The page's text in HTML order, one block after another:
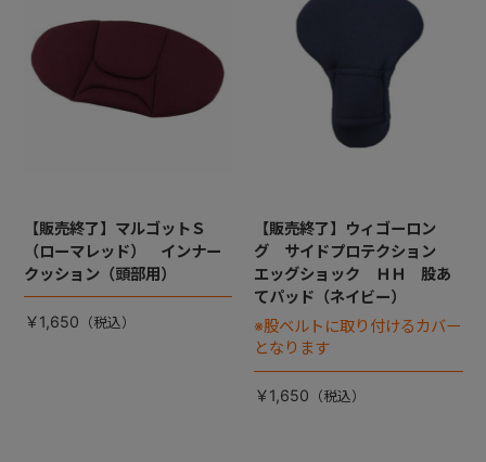
【販売終了】マルゴットＳ
（ローマレッド） インナー
クッション（頭部用）
￥1,650
【販売終了】ウィゴーロン
グ サイドプロテクション
エッグショック ＨＨ 股あ
てパッド（ネイビー）
※股ベルトに取り付けるカバー
となります
￥1,650